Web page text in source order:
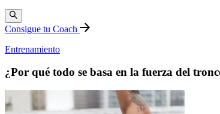
Consigue tu Coach
Entrenamiento
¿Por qué todo se basa en la fuerza del